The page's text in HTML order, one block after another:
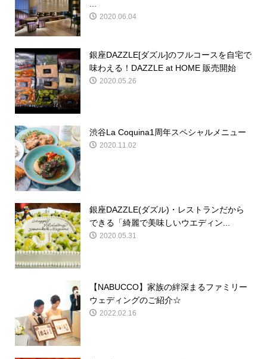
2020.06.04
銀座DAZZLE[ダズル]のフルコースを自宅で
味わえる！DAZZLE at HOME 販売開始
2020.05.26
渋谷La Coquina1周年スペシャルメニュー
2020.11.02
銀座DAZZLE(ダズル)・レストランだから
できる「綺麗で美味しいウエディン...
2020.05.31
【NABUCCO】家族の絆深まるファミリー
ウェディングのご紹介☆
2022.02.16